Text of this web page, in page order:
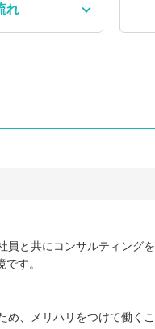
れ
と共にコンサルティングを
す。
、メリハリをつけて働くこ